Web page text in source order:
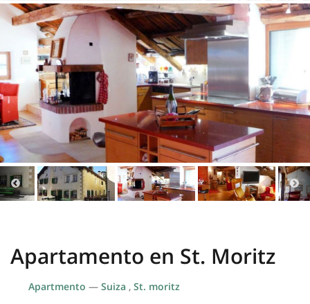
Apartamento en St. Moritz
Apartmento — Suiza , St. moritz